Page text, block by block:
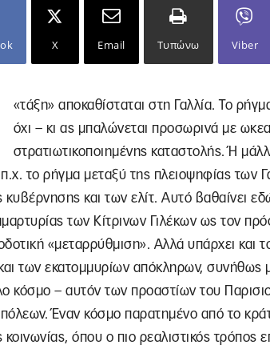
X Email Τυπώνω Viber
«τάξη» αποκαθίσταται στη Γαλλία. Το
όχι – κι ας μπαλώνεται προσωρινά με
στρατιωτικοποιημένης καταστολής. Ή
το ρήγμα μεταξύ της πλειοψηφίας των
κυβέρνησης και των ελίτ. Αυτό βαθαίνει
των Κίτρινων Γιλέκων ως τον
«μεταρρύθμιση». Αλλά υπάρχει και
και των εκατομμυρίων απόκληρων,
κόσμο – αυτόν των προαστίων του
Έναν κόσμο παρατημένο από το
κοινωνίας, όπου ο πιο ρεαλιστικός τρόπος